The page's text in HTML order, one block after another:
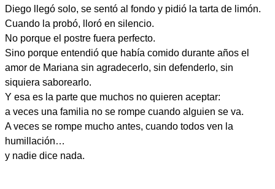
Diego llegó solo, se sentó al fondo y pidió la tarta de limón.
Cuando la probó, lloró en silencio.
No porque el postre fuera perfecto.
Sino porque entendió que había comido durante años el
amor de Mariana sin agradecerlo, sin defenderlo, sin
siquiera saborearlo.
Y esa es la parte que muchos no quieren aceptar:
a veces una familia no se rompe cuando alguien se va.
A veces se rompe mucho antes, cuando todos ven la
humillación…
y nadie dice nada.